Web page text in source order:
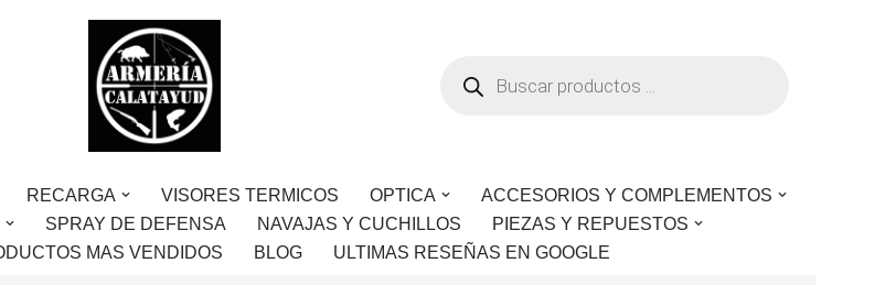
RECARGA VISORES TERMICOS OPTICA
ACCESORIOS Y COMPLEMENTOS
SPRAY DE DEFENSA NAVAJAS Y CUCHILLOS
PIEZAS Y REPUESTOS
MAS VENDIDOS BLOG ULTIMAS RESEÑAS EN GOOGLE